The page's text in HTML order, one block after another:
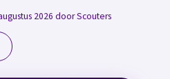
2026 door Scouters